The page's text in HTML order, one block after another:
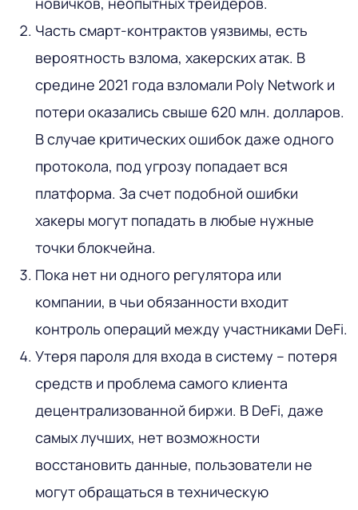
Часть смарт-контрактов уязвимы, есть
вероятность взлома, хакерских атак. В
средине 2021 года взломали Poly Network и
потери оказались свыше 620 млн. долларов.
В случае критических ошибок даже одного
протокола, под угрозу попадает вся
платформа. За счет подобной ошибки
хакеры могут попадать в любые нужные
точки блокчейна.
Пока нет ни одного регулятора или
компании, в чьи обязанности входит
контроль операций между участниками DeFi.
Утеря пароля для входа в систему – потеря
средств и проблема самого клиента
децентрализованной биржи. В DeFi, даже
самых лучших, нет возможности
восстановить данные, пользователи не
могут обращаться в техническую